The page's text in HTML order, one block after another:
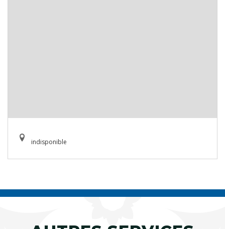
indisponible